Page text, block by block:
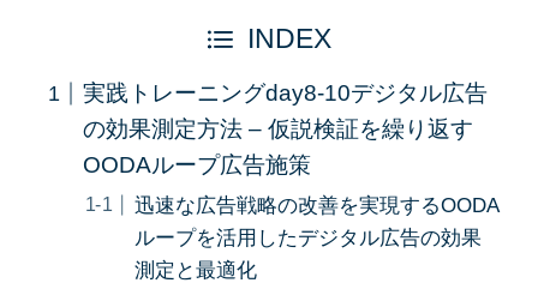
INDEX
実践トレーニングday8-10デジタル広告
の効果測定方法 – 仮説検証を繰り返す
OODAループ広告施策
迅速な広告戦略の改善を実現するOODA
ループを活用したデジタル広告の効果
測定と最適化